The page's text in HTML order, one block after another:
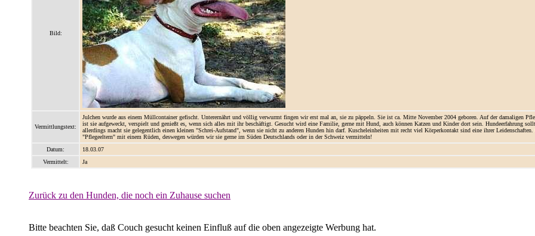
Bild:
Vermittlungstext:
Julchen wurde aus einem Müllcontainer gefischt. Unterernährt und völlig verwurmt fingen wir erst mal an, sie zu päppeln. Sie ist ca. Mitte November 2004 geboren. Auf der damaligen
ist sie aufgeweckt, verspielt und genießt es, wenn sich alles mit ihr beschäftigt. Gesucht wird eine Familie, gerne mit Hund, auch können Katzen und Kinder dort sein. Hundeerfahrung
allerdings macht sie gelegentlich einen kleinen "Schrei-Aufstand", wenn sie nicht zu anderen Hunden hin darf. Kuscheleinheiten mit recht viel Körperkontakt sind eine ihrer
"Pflegeeltern" mit einem Rüden, deswegen würden wir sie gerne im Süden Deutschlands oder in der Schweiz vermitteln!
Datum:
18.03.07
Vermittelt:
Ja
Zurück zu den Hunden, die noch ein Zuhause suchen
Bitte beachten Sie, daß Couch gesucht keinen Einfluß auf die oben angezeigte Werbung hat.